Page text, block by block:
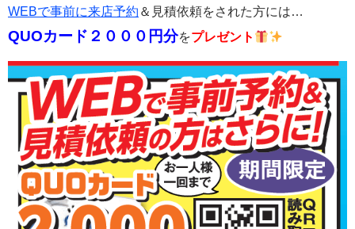
WEBで事前に来店予約 ＆見積依頼をされた方には…
QUOカード２０００円分をプレゼント